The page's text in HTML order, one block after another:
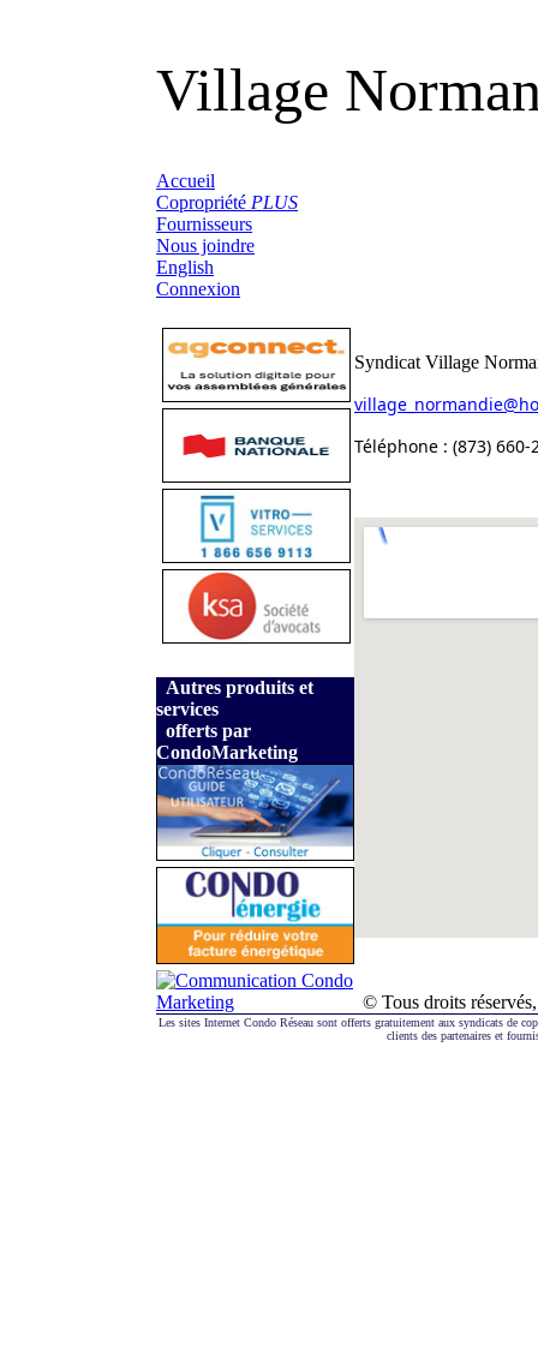
Village
Accueil
Copropriété PLUS
Fournisseurs
Nous joindre
English
Connexion
Autres produits et
services
offerts par
CondoMarketing
Syndicat Village
Téléphone : (873) 660-
© Tous droits
Les sites Internet Condo Réseau sont offerts gratuitement aux syndicats de
clients des partenaires et